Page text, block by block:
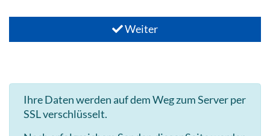
Weiter
Ihre Daten werden auf dem Weg zum Server per
SSL verschlüsselt.